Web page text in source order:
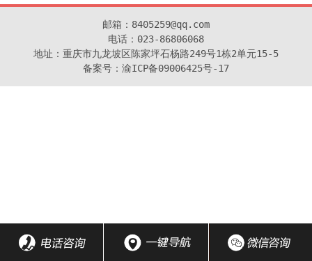
邮箱：8405259@qq.com
电话：023-86806068
地址：重庆市九龙坡区陈家坪石杨路249号1栋2单元15-5
备案号：渝ICP备09006425号-17